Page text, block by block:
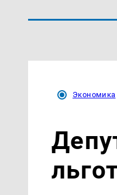
Экономика